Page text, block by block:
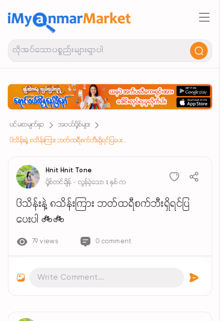
ပင်မစာမျက်နှာ
အဝယ်ပို့စ်များ
၆သိန်းနဲ့ ၈သိန်းကြား ဘတ်ထရီစက်ဘီးရှိရင်ပြပေးပါ 🚲🚲
Hnit Hnit Tone
ပို့စ်တင်ချိန် - လွန်ခဲ့သော 1 နှစ် က
၆သိန်းနဲ့ ၈သိန်းကြား ဘတ်ထရီစက်ဘီးရှိရင်ပြ
ပေးပါ 🚲🚲
79 views 0 comment